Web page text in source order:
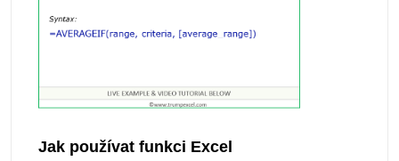
Jak používat funkci Excel